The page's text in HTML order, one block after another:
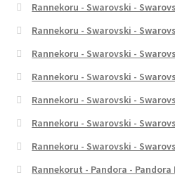
Rannekoru - Swarovski -
Rannekoru - Swarovski -
Rannekoru - Swarovski -
Rannekoru - Swarovski -
Rannekoru - Swarovski -
Rannekoru - Swarovski -
Rannekoru - Swarovski -
Rannekorut - Pandora - Pandora